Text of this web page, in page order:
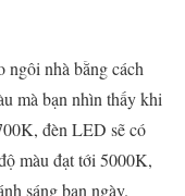
ngôi nhà bằng cách
mà bạn nhìn thấy khi
đèn LED sẽ có
màu đạt tới 5000K,
sáng ban ngày.